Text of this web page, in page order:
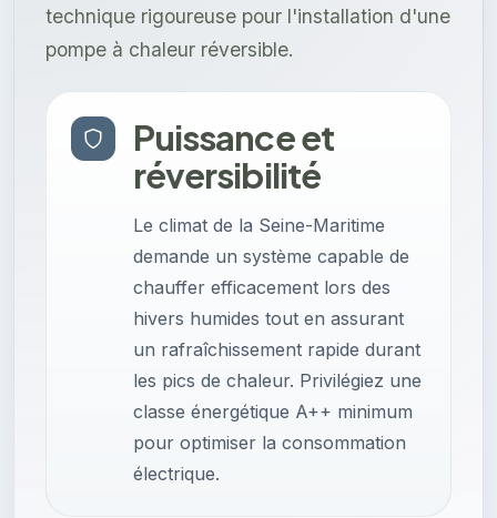
technique rigoureuse pour l'installation d'une
pompe à chaleur réversible.
Puissance et
réversibilité
Le climat de la Seine-Maritime
demande un système capable de
chauffer efficacement lors des
hivers humides tout en assurant
un rafraîchissement rapide durant
les pics de chaleur. Privilégiez une
classe énergétique A++ minimum
pour optimiser la consommation
électrique.